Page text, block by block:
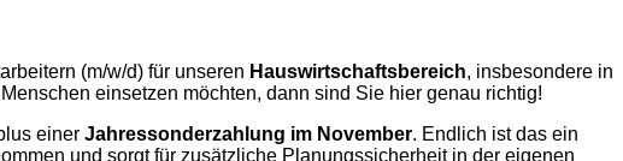
(m/w/d) für unseren Hauswirtschaftsbereich, insbesondere in
einsetzen möchten, dann sind Sie hier genau richtig!
einer Jahressonderzahlung im November. Endlich ist das ein
und sorgt für zusätzliche Planungssicherheit in der eigenen